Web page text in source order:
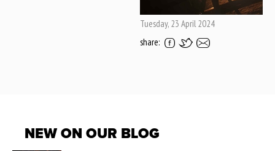
Tuesday, 23 April 2024
share:
NEW ON OUR BLOG